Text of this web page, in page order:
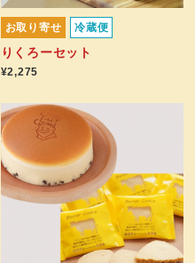
お取り寄せ 冷蔵便
りくろーセット
¥2,275